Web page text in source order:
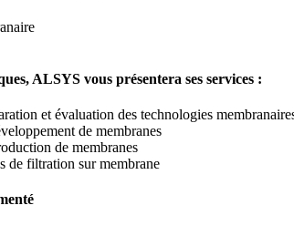
ALSYS vous présentera ses services :
et évaluation des technologies
de membranes
de membranes
de filtration sur membrane